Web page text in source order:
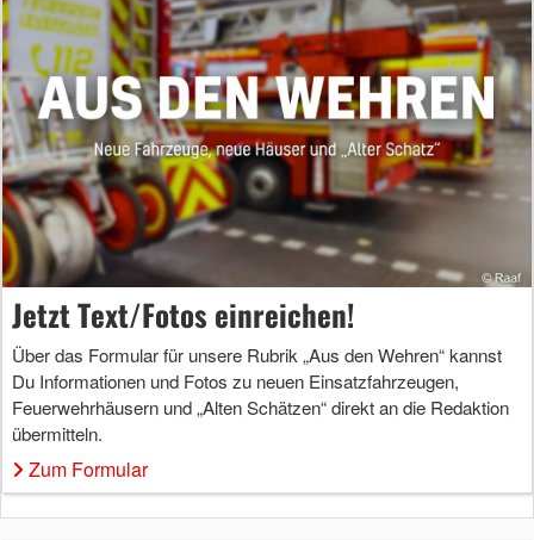
Jetzt Text/Fotos einreichen!
Über das Formular für unsere Rubrik „Aus den Wehren“ kannst
Du Informationen und Fotos zu neuen Einsatzfahrzeugen,
Feuerwehrhäusern und „Alten Schätzen“ direkt an die Redaktion
übermitteln.
Zum Formular